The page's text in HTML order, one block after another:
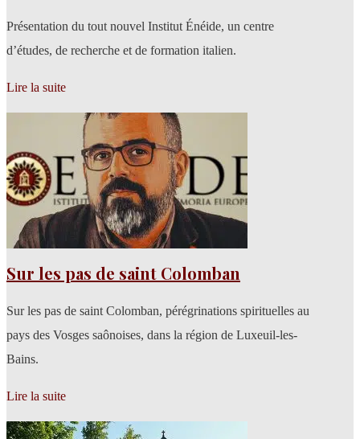
Présentation du tout nouvel Institut Énéide, un centre
d’études, de recherche et de formation italien.
Lire la suite
Sur les pas de saint Colomban
Sur les pas de saint Colomban, pérégrinations spirituelles au
pays des Vosges saônoises, dans la région de Luxeuil-les-
Bains.
Lire la suite